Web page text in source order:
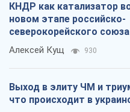
КНДР как катализатор
новом этапе российско-
северокорейского союза
Алексей Кущ 930
Выход в элиту ЧМ и
что происходит в